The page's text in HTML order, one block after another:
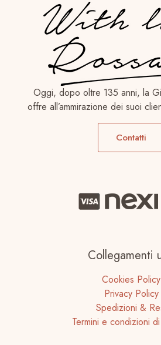
Oggi, dopo oltre 135 anni, la
offre all’ammirazione dei suoi
Contatti
Collegamenti
Cookies Policy
Privacy Policy
Spedizioni &
Termini e condizioni